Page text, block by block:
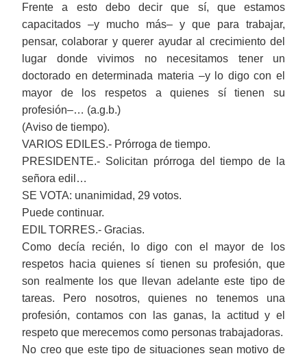
Frente a esto debo decir que sí, que estamos
capacitados ‒y mucho más‒ y que para trabajar,
pensar, colaborar y querer ayudar al crecimiento del
lugar donde vivimos no necesitamos tener un
doctorado en determinada materia ‒y lo digo con el
mayor de los respetos a quienes sí tienen su
profesión‒… (a.g.b.)
(Aviso de tiempo).
VARIOS EDILES.- Prórroga de tiempo.
PRESIDENTE.- Solicitan prórroga del tiempo de la
señora edil…
SE VOTA: unanimidad, 29 votos.
Puede continuar.
EDIL TORRES.- Gracias.
Como decía recién, lo digo con el mayor de los
respetos hacia quienes sí tienen su profesión, que
son realmente los que llevan adelante este tipo de
tareas. Pero nosotros, quienes no tenemos una
profesión, contamos con las ganas, la actitud y el
respeto que merecemos como personas trabajadoras.
No creo que este tipo de situaciones sean motivo de